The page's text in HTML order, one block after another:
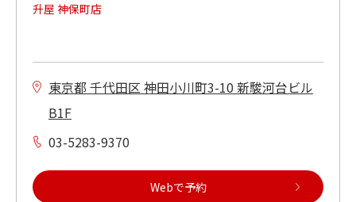
升屋 神保町店
東京都 千代田区 神田小川町3-10 新駿河台ビル
B1F
03-5283-9370
Webで予約